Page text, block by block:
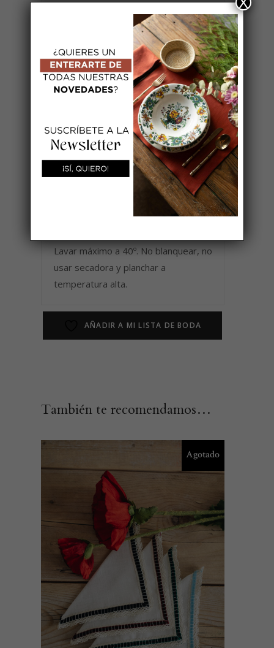
que se mantienen en el tiempo por su
Disponible también con bordado
personalizado de iniciales bajo
Composición y tamaño
Individual de lino categoría superior
de color hueso con acabado en encaje
Lavar máximo a 40º. No blanquear, no
usar secadora y planchar a
temperatura alta.
AÑADIR A MI LISTA DE BODA
También te recomendamos…
Agotado
LEER MÁS